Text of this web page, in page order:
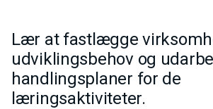
Lær at fastlægge
udviklingsbehov og
handlingsplaner for de
læringsaktiviteter.